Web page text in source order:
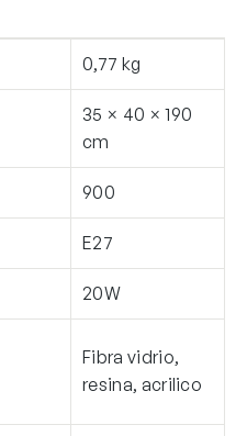
0,77 kg
35 × 40 × 190
cm
900
E27
20W
Fibra vidrio,
resina, acrilico